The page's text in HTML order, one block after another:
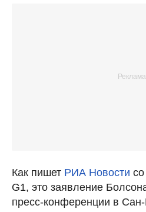
Как пишет РИА Новости
G1, это заявление
пресс-конференции в